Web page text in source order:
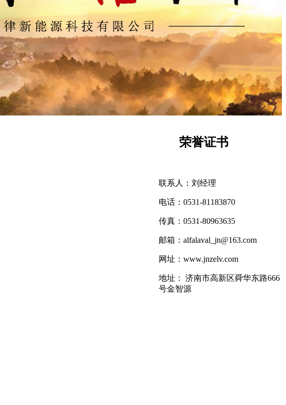
荣誉证书
联系人：刘经理
电话：0531-81183870
传真：0531-80963635
邮箱：alfalaval_jn@163.com
网址：www.jnzelv.com
地址： 济南市高新区舜华东路666
号金智源